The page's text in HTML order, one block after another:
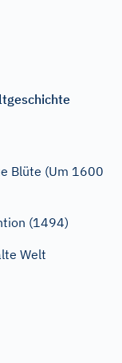
Blüte (Um 1600
(1494)
Welt